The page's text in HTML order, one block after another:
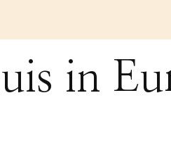
in